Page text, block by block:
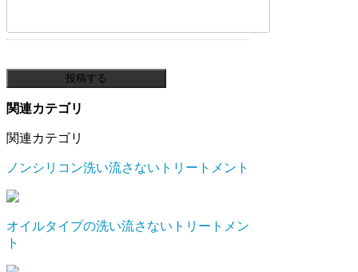
投稿する
関連カテゴリ
関連カテゴリ
ノンシリコン洗い流さないトリートメント
オイルタイプの洗い流さないトリートメン
ト